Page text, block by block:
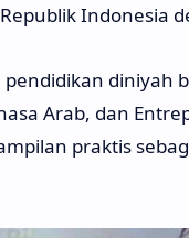
Indonesia
diniyah
Arab, dan
praktis